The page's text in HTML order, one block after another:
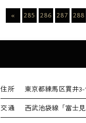
«
285 286 287 288
住所 東京都練馬区貫井3-
交通 西武池袋線「富士